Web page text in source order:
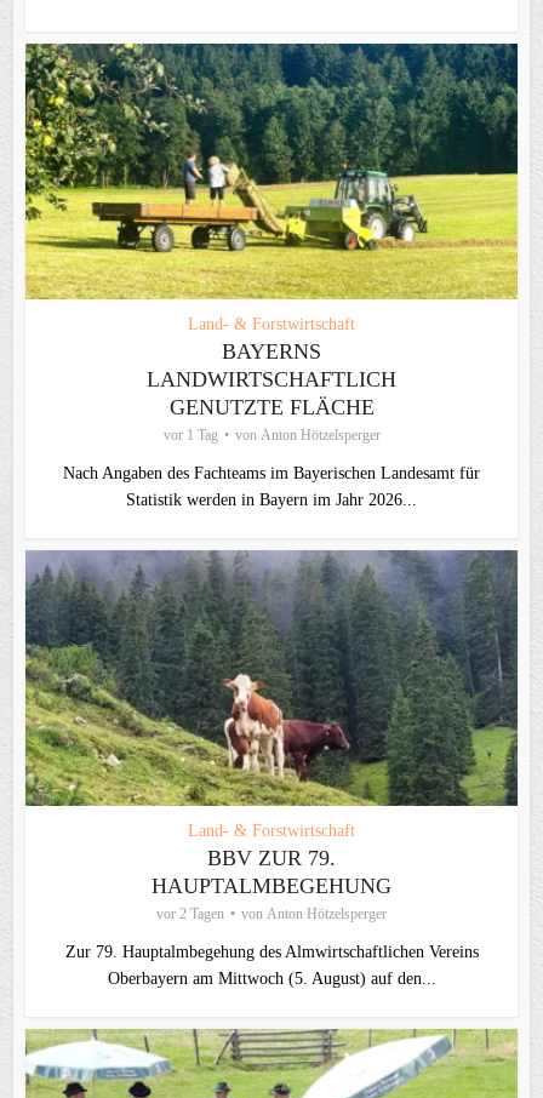
Land- & Forstwirtschaft
BAYERNS
LANDWIRTSCHAFTLICH
GENUTZTE FLÄCHE
vor 1 Tag von Anton Hötzelsperger
Nach Angaben des Fachteams im Bayerischen Landesamt für
Statistik werden in Bayern im Jahr 2026...
Land- & Forstwirtschaft
BBV ZUR 79.
HAUPTALMBEGEHUNG
vor 2 Tagen von Anton Hötzelsperger
Zur 79. Hauptalmbegehung des Almwirtschaftlichen Vereins
Oberbayern am Mittwoch (5. August) auf den...